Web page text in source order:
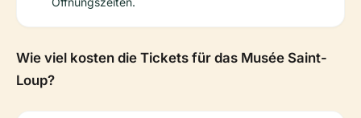
Wie viel kosten die Tickets für das Musée Saint-
Loup?